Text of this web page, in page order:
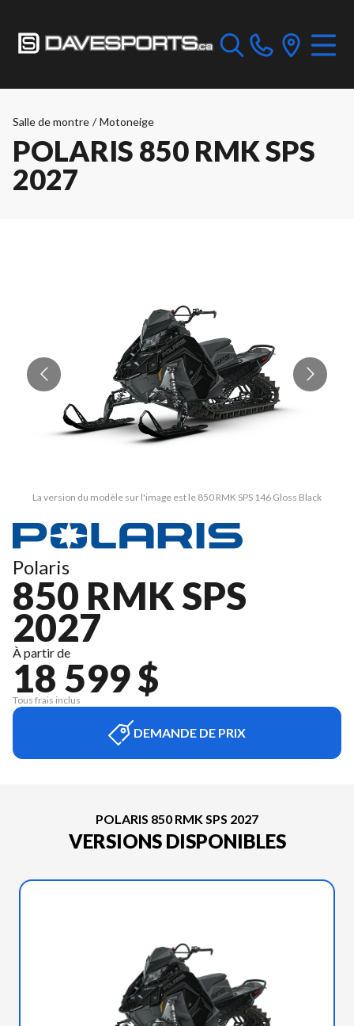
Salle de montre / Motoneige
POLARIS 850 RMK SPS
2027
La version du modèle sur l'image est le 850 RMK SPS 146 Gloss Black
Polaris
850 RMK SPS
2027
À partir de
18 599 $
Tous frais inclus
DEMANDE DE PRIX
POLARIS 850 RMK SPS 2027
VERSIONS DISPONIBLES